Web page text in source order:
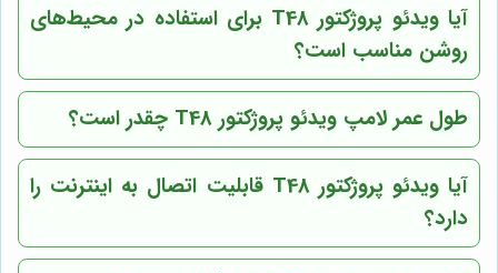
آیا ویدئو پروژکتور T48 برای استفاده در محیط‌های
روشن مناسب است؟
طول عمر لامپ ویدئو پروژکتور T48 چقدر است؟
آیا ویدئو پروژکتور T48 قابلیت اتصال به اینترنت را
دارد؟